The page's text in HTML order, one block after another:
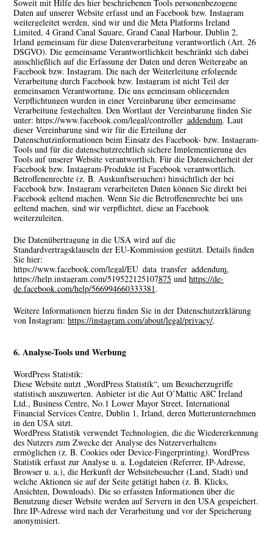
Soweit mit Hilfe des hier beschriebenen Tools personenbezogene
Daten auf unserer Website erfasst und an Facebook bzw. Instagram
weitergeleitet werden, sind wir und die Meta Platforms Ireland
Limited, 4 Grand Canal Square, Grand Canal Harbour, Dublin 2,
Irland gemeinsam für diese Datenverarbeitung verantwortlich (Art. 26
DSGVO). Die gemeinsame Verantwortlichkeit beschränkt sich dabei
ausschließlich auf die Erfassung der Daten und deren Weitergabe an
Facebook bzw. Instagram. Die nach der Weiterleitung erfolgende
Verarbeitung durch Facebook bzw. Instagram ist nicht Teil der
gemeinsamen Verantwortung. Die uns gemeinsam obliegenden
Verpflichtungen wurden in einer Vereinbarung über gemeinsame
Verarbeitung festgehalten. Den Wortlaut der Vereinbarung finden Sie
unter:https://www.facebook.com/legal/controller_addendum. Laut
dieser Vereinbarung sind wir für die Erteilung der
Datenschutzinformationen beim Einsatz des Facebook- bzw. Instagram-
Tools und für die datenschutzrechtlich sichere Implementierung des
Tools auf unserer Website verantwortlich. Für die Datensicherheit der
Facebook bzw. Instagram-Produkte ist Facebook verantwortlich.
Betroffenenrechte (z. B. Auskunftsersuchen) hinsichtlich der bei
Facebook bzw. Instagram verarbeiteten Daten können Sie direkt bei
Facebook geltend machen. Wenn Sie die Betroffenenrechte bei uns
geltend machen, sind wir verpflichtet, diese an Facebook
weiterzuleiten.
Die Datenübertragung in die USA wird auf die
Standardvertragsklauseln der EU-Kommission gestützt. Details finden
Sie hier:
https://www.facebook.com/legal/EU_data_transfer_addendum,
https://help.instagram.com/519522125107875 undhttps://de-
de.facebook.com/help/566994660333381.
Weitere Informationen hierzu finden Sie in der Datenschutzerklärung
von Instagram:https://instagram.com/about/legal/privacy/.
6. Analyse-Tools und Werbung
WordPress Statistik:
Diese Website nutzt „WordPress Statistik“, um Besucherzugriffe
statistisch auszuwerten. Anbieter ist die Aut O’Mattic A8C Ireland
Ltd., Business Centre, No.1 Lower Mayor Street, International
Financial Services Centre, Dublin 1, Irland, deren Mutterunternehmen
in den USA sitzt.
WordPress Statistik verwendet Technologien, die die Wiedererkennung
des Nutzers zum Zwecke der Analyse des Nutzerverhaltens
ermöglichen (z. B. Cookies oder Device-Fingerprinting). WordPress
Statistik erfasst zur Analyse u. a. Logdateien (Referrer, IP-Adresse,
Browser u. a.), die Herkunft der Websitebesucher (Land, Stadt) und
welche Aktionen sie auf der Seite getätigt haben (z. B. Klicks,
Ansichten, Downloads). Die so erfassten Informationen über die
Benutzung dieser Website werden auf Servern in den USA gespeichert.
Ihre IP-Adresse wird nach der Verarbeitung und vor der Speicherung
anonymisiert.